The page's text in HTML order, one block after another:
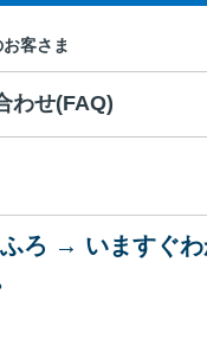
わせ(FAQ)
ろ → いますぐ